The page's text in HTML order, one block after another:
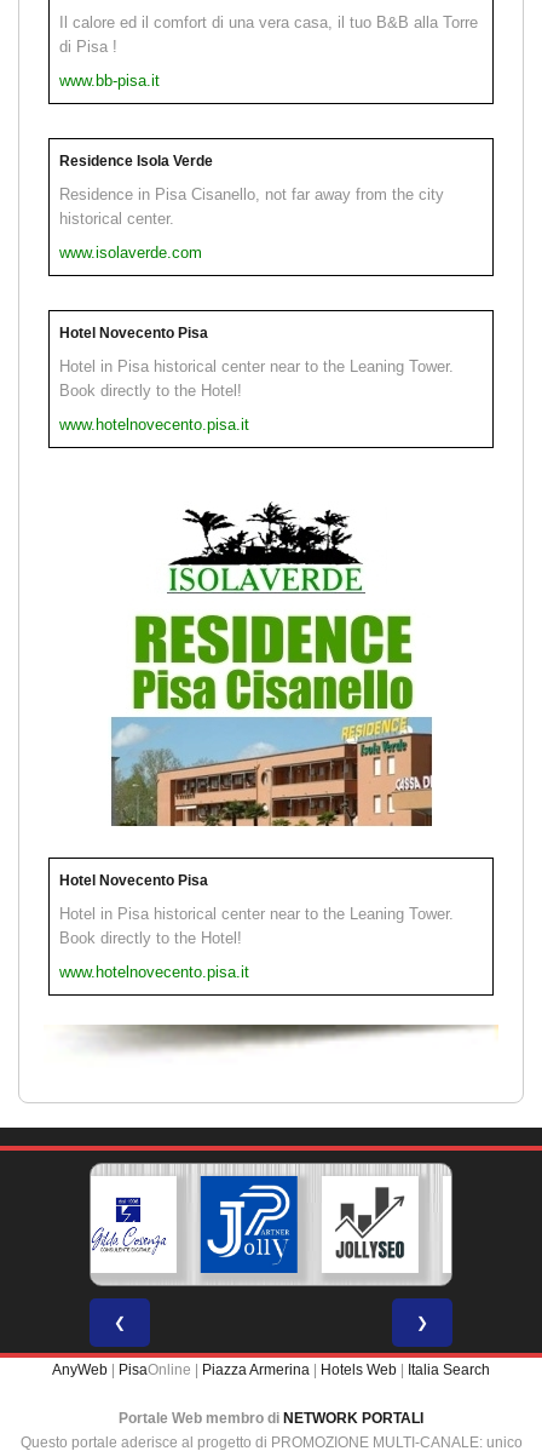
Il calore ed il comfort di una vera casa, il tuo B&B alla Torre
di Pisa !
www.bb-pisa.it
Residence Isola Verde
Residence in Pisa Cisanello, not far away from the city
historical center.
www.isolaverde.com
Hotel Novecento Pisa
Hotel in Pisa historical center near to the Leaning Tower.
Book directly to the Hotel!
www.hotelnovecento.pisa.it
Hotel Novecento Pisa
Hotel in Pisa historical center near to the Leaning Tower.
Book directly to the Hotel!
www.hotelnovecento.pisa.it
❮ ❯
AnyWeb PisaOnline | Piazza Armerina Hotels Web Italia Search
Portale Web membro di NETWORK PORTALI
Questo portale aderisce al progetto di PROMOZIONE MULTI-CANALE: unico